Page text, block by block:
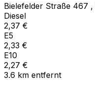
Bielefelder Straße 467 ,
Diesel
2,37 €
E5
2,33 €
E10
2,27 €
3.6 km entfernt